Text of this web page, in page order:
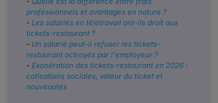
professionnels et avantages en nature ?
- Les salariés en télétravail ont-ils droit aux
tickets-restaurant ?
- Un salarié peut-il refuser les tickets-
restaurant octroyés par l'employeur ?
- Exonération des tickets-restaurant en 2026 :
cotisations sociales, valeur du ticket et
nouveautés